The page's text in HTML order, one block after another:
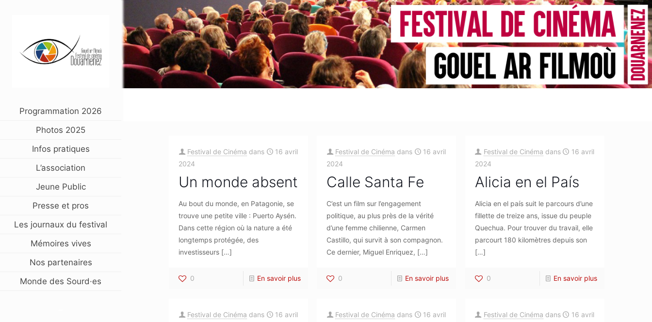
Programmation 2026
Photos 2025
Infos pratiques
L’association
Jeune Public
Presse et pros
Les journaux du festival
Mémoires vives
Nos partenaires
Monde des Sourd·es
Festival de Cinéma dans
16 avril
2024
Un monde absent
Au bout du monde, en Patagonie, se
trouve une petite ville : Puerto Aysén.
Dans cette région où la nature a été
longtemps protégée, des
investisseurs […]
0 En savoir plus
Festival de Cinéma dans
16 avril
2024
Calle Santa Fe
C’est un film sur l’engagement
politique, au plus près de la vérité
d’une femme chilienne, Carmen
Castillo, qui survit à son compagnon.
Ce dernier, Miguel Enriquez, […]
0 En savoir plus
Festival de Cinéma dans
16 avril
2024
Alicia en el País
Alicia en el país suit le parcours d’une
fillette de treize ans, issue du peuple
Quechua. Pour trouver du travail, elle
parcourt 180 kilomètres depuis son
[…]
0 En savoir plus
Festival de Cinéma dans
16 avril
Festival de Cinéma dans
16 avril
Festival de Cinéma dans
16 avril